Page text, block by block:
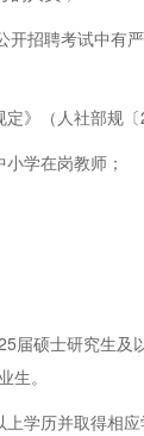
招聘考试中有
》（人社部规
学在岗教师；
届硕士研究生
生。
学历并取得相